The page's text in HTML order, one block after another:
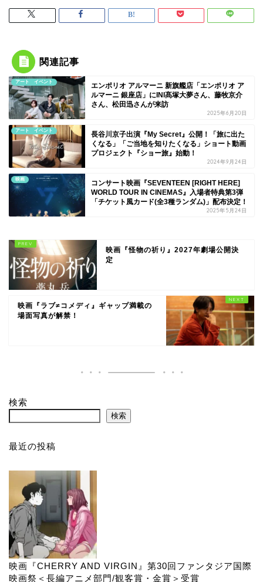
関連記事
アート イベント
エンポリオ アルマーニ 新旗艦店「エンポリオ ア
ルマーニ 銀座店」にINI髙塚大夢さん、藤牧京介
さん、松田迅さんが来訪
2025年6月20日
アート イベント
長谷川京子出演『My Secret』公開！「旅に出た
くなる」「ご当地を知りたくなる」ショート動画
プロジェクト『ショー旅』始動！
2024年9月24日
映画
コンサート映画『SEVENTEEN [RIGHT HERE]
WORLD TOUR IN CINEMAS』入場者特典第3弾
「チケット風カード(全3種ランダム)」配布決定！
2025年5月24日
映画『怪物の祈り』2027年劇場公開決
定
映画『ラブ≠コメディ』ギャップ満載の
場面写真が解禁！
検索
検索
最近の投稿
映画『CHERRY AND VIRGIN』第30回ファンタジア国際
映画祭＜長編アニメ部門/観客賞・金賞＞受賞